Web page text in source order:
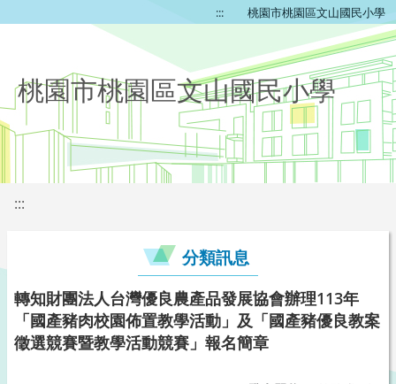
::: 桃園市桃園區文山國民小學
桃園市桃園區文山國民小學
:::
分類訊息
轉知財團法人台灣優良農產品發展協會辦理113年
「國產豬肉校園佈置教學活動」及「國產豬優良教案
徵選競賽暨教學活動競賽」報名簡章